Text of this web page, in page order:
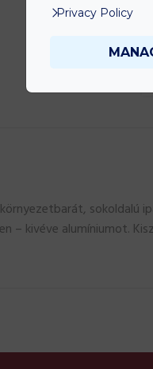
– kivéve alumíniumot.
Privacy Policy